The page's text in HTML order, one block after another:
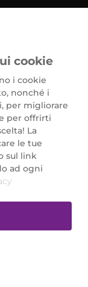
cookie
i cookie
nonché i
per migliorare
per offrirti
La
le tue
sul link
ad ogni